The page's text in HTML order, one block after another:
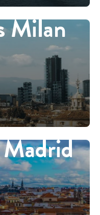
Milan
Madrid